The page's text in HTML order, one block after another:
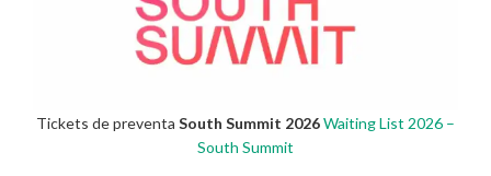
Tickets de preventa South Summit 2026Waiting List 2026 –
South Summit